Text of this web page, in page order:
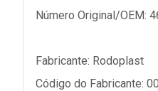
Número Original/OEM:
Fabricante: Rodoplast
Código do Fabricante: